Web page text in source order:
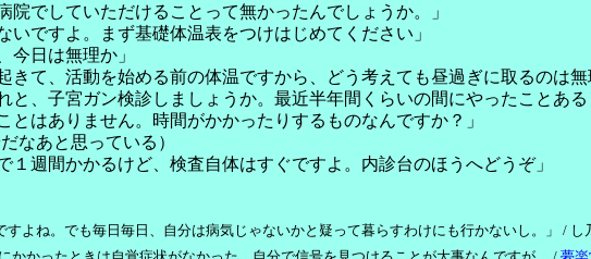
院でしていただけることって無かったんでしょうか。」
いですよ。まず基礎体温表をつけはじめてください」
今日は無理か」
きて、活動を始める前の体温ですから、どう考えても昼過ぎに取るのは無
と、子宮ガン検診しましょうか。最近半年間くらいの間にやったことある
とはありません。時間がかかったりするものなんですか？」
なあと思っている）
１週間かかるけど、検査自体はすぐですよ。内診台のほうへどうぞ」
すよね。でも毎日毎日、自分は病気じゃないかと疑って暮らすわけにも行かないし。」 / し